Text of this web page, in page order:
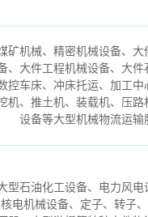
矿机械、精密机械设备、
、大件工程机械设备、大
控车床、冲床托运、加工中
机、推土机、装载机、压路
设备等大型机械物流运输
型石油化工设备、电力风电
电机械设备、定子、转子、